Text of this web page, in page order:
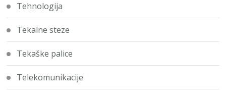
Tehnologija
Tekalne steze
Tekaške palice
Telekomunikacije